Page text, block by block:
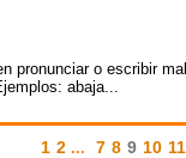
pronunciar o escribir mal
abaja...
1 2 ... 7 8 9 10 11